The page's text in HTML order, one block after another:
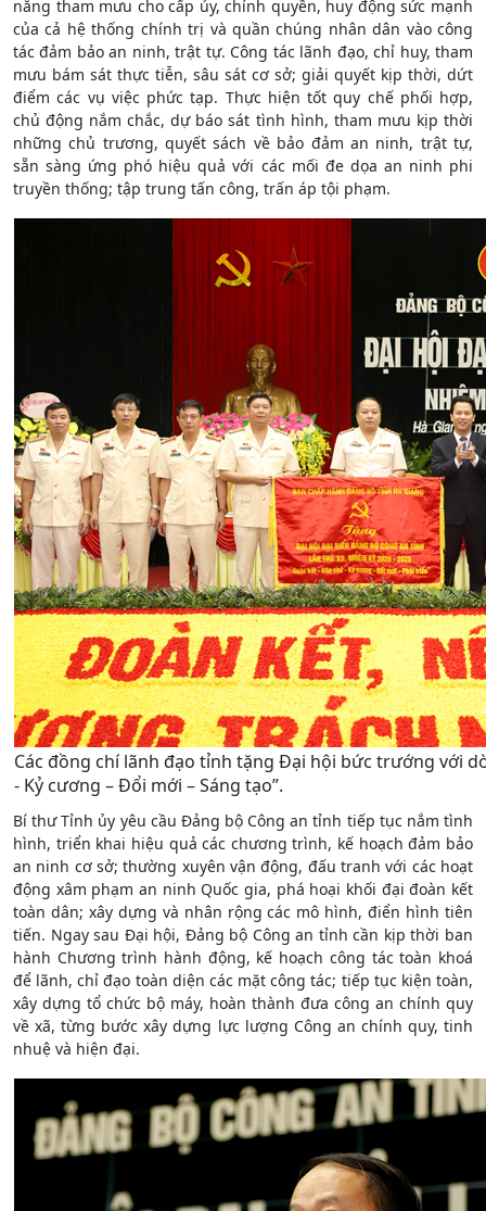
năng tham mưu cho cấp ủy, chính quyền, huy động sức mạnh
của cả hệ thống chính trị và quần chúng nhân dân vào công
tác đảm bảo an ninh, trật tự. Công tác lãnh đạo, chỉ huy, tham
mưu bám sát thực tiễn, sâu sát cơ sở; giải quyết kịp thời, dứt
điểm các vụ việc phức tạp. Thực hiện tốt quy chế phối hợp,
chủ động nắm chắc, dự báo sát tình hình, tham mưu kịp thời
những chủ trương, quyết sách về bảo đảm an ninh, trật tự,
sẵn sàng ứng phó hiệu quả với các mối đe dọa an ninh phi
truyền thống; tập trung tấn công, trấn áp tội phạm.
Các đồng chí lãnh đạo tỉnh tặng Đại hội bức trướng với
- Kỷ cương – Đổi mới – Sáng tạo”.
Bí thư Tỉnh ủy yêu cầu Đảng bộ Công an tỉnh tiếp tục nắm tình
hình, triển khai hiệu quả các chương trình, kế hoạch đảm bảo
an ninh cơ sở; thường xuyên vận động, đấu tranh với các hoạt
động xâm phạm an ninh Quốc gia, phá hoại khối đại đoàn kết
toàn dân; xây dựng và nhân rộng các mô hình, điển hình tiên
tiến. Ngay sau Đại hội, Đảng bộ Công an tỉnh cần kịp thời ban
hành Chương trình hành động, kế hoạch công tác toàn khoá
để lãnh, chỉ đạo toàn diện các mặt công tác; tiếp tục kiện toàn,
xây dựng tổ chức bộ máy, hoàn thành đưa công an chính quy
về xã, từng bước xây dựng lực lượng Công an chính quy, tinh
nhuệ và hiện đại.